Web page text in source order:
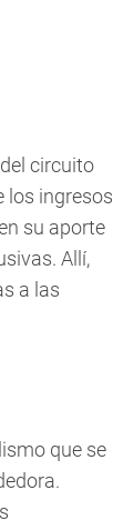
circuito
los ingresos
su aporte
Allí,
a las
que se